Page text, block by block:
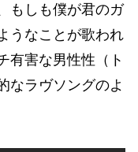
もしも僕が君のガ
うなことが歌われ
有害な男性性（ト
なラヴソングのよ